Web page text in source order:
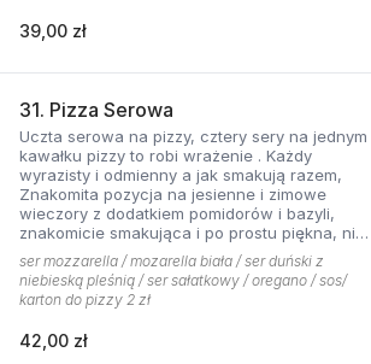
39,00 zł
31. Pizza Serowa
Uczta serowa na pizzy, cztery sery na jednym
kawałku pizzy to robi wrażenie . Każdy
wyrazisty i odmienny a jak smakują razem,
Znakomita pozycja na jesienne i zimowe
wieczory z dodatkiem pomidorów i bazyli,
znakomicie smakująca i po prostu piękna, nie
sposób się oprzeć pokusie .
ser mozzarella / mozarella biała / ser duński z
niebieską pleśnią / ser sałatkowy / oregano / sos/
karton do pizzy 2 zł
42,00 zł